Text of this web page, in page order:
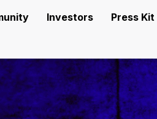
Investors
Press Kit